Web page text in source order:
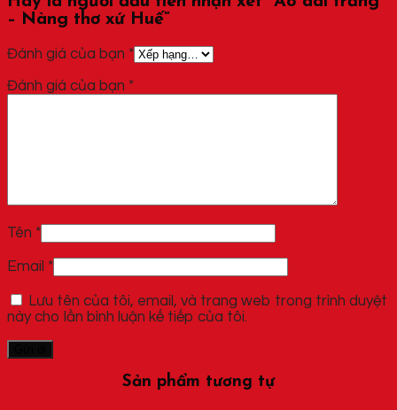
– Nàng thơ xứ Huế”
Đánh giá của bạn *
Đánh giá của bạn *
Tên *
Email *
Lưu tên của tôi, email, và trang web trong trình duyệt
này cho lần bình luận kế tiếp của tôi.
Sản phẩm tương tự